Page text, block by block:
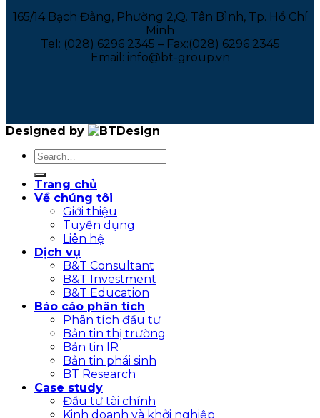
165/14 Bạch Đằng, Phường 2,Q. Tân Bình, Tp. Hồ Chí
Minh
Tel: (028) 6296 2345 – Fax:(028) 6296 2345
Email: info@bt-group.vn
Designed by
Trang chủ
Về chúng tôi
Giới thiệu
Tuyển dụng
Liên hệ
Dịch vụ
B&T Consultant
B&T Investment
B&T Education
Báo cáo phân tích
Phân tích đầu tư
Bản tin thị trường
Bản tin IR
Bản tin phái sinh
BT Research
Case study
Đầu tư tài chính
Kinh doanh và khởi nghiệp